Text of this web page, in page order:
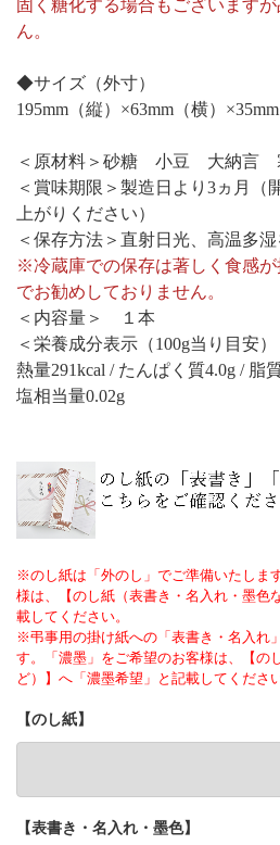
固く糖化する場合もございます
ん。
◆サイズ（外寸）
195mm（縦）×63mm（横）×35mm
＜原材料＞砂糖 小豆 大納言
＜賞味期限＞製造日より3ヵ月（
上がりください）
＜保存方法＞直射日光、高温多
※冷蔵庫での保存は著しく食感
でお勧めしておりません。
＜内容量＞ １本
＜栄養成分表示（100g当り目安）
熱量291kcal / たんぱく質4.0g / 脂
塩相当量0.02g
※のし紙は「外のし」でご準備いたしま
様は、【のし紙（表書き・名入れ・墨色
載してください。
※弔事用の掛け紙への「表書き・名入れ
す。「濃墨」をご希望のお客様は、【の
ど）】へ「濃墨希望」と記載してください
【のし紙】
【表書き・名入れ・墨色】